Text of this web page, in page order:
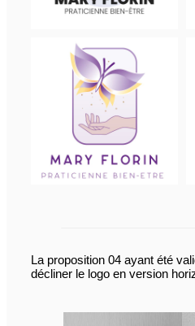
La proposition 04 ayant été
décliner le logo en version